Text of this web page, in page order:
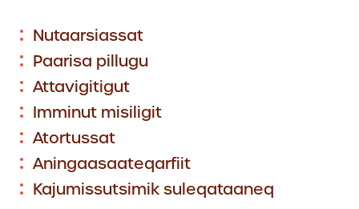
Nutaarsiassat
Paarisa pillugu
Attavigitigut
Imminut misiligit
Atortussat
Aningaasaateqarfiit
Kajumissutsimik suleqataaneq